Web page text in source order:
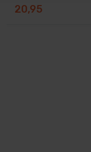
20,95